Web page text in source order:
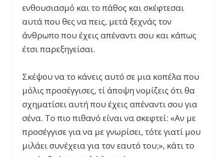
ενθουσιασμό και το πάθος και σκέφτεσαι
αυτά που θες να πεις, μετά ξεχνάς τον
άνθρωπο που έχεις απέναντι σου και κάπως
έτσι παρεξηγείσαι.
Σκέψου να το κάνεις αυτό σε μια κοπέλα που
μόλις προσέγγισες, τί άποψη νομίζεις ότι θα
σχηματίσει αυτή που έχεις απέναντι σου για
σένα. Το πιο πιθανό είναι να σκεφτεί: «Αν με
προσέγγισε για να με γνωρίσει, τότε γιατί μου
μιλάει συνέχεια για τον εαυτό του;», κάτι το